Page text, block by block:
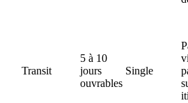
Transit
5 à 10
jours
ouvrables
Single